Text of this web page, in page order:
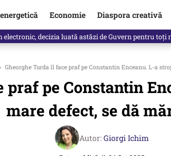
Economie Diaspora creativă
decizia luată astăzi de Guvern pentru toți
› Gheorghe Turda îl face praf pe Constantin Enceanu. L-a
pe Constantin
mare defect, se dă
Autor:Giorgi Ichim